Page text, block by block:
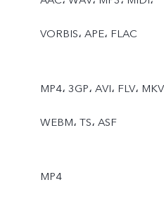
‏VORBIS، ‏APE، ‏FLAC
MP4، ‏3GP، ‏AVI، ‏FLV، ‏MKV،
‏WEBM، ‏TS، ‏ASF
MP4